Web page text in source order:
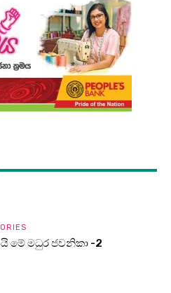
මේ මධුර ජවනිකා -2